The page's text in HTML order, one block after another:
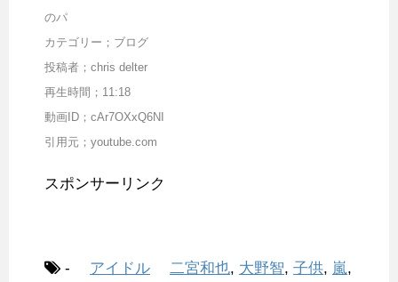
のパ
カテゴリー；ブログ
投稿者；chris delter
再生時間；11:18
動画ID；cAr7OXxQ6NI
引用元；youtube.com
スポンサーリンク
- アイドル 二宮和也, 大野智, 子供, 嵐,